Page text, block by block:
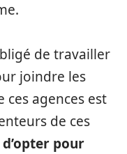
de travailler
joindre les
agences est
de ces
pour